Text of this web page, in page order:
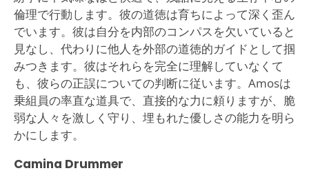
倫理で行動します。彼の道徳は育ちによって深く歪ん
でいます。彼は自分を内部のコンパスを欠いていると
見なし、代わりに他人を外部の道徳的ガイドとして掴
みつきます。彼はそれらを完全に理解していなくて
も、彼らの正誤についての判断に従います。Amosは
乗組員の率直な道具で、直接的な力に頼りますが、脆
弱な人々を激しく守り、埋もれた優しさの能力を明ら
かにします。
Camina Drummer